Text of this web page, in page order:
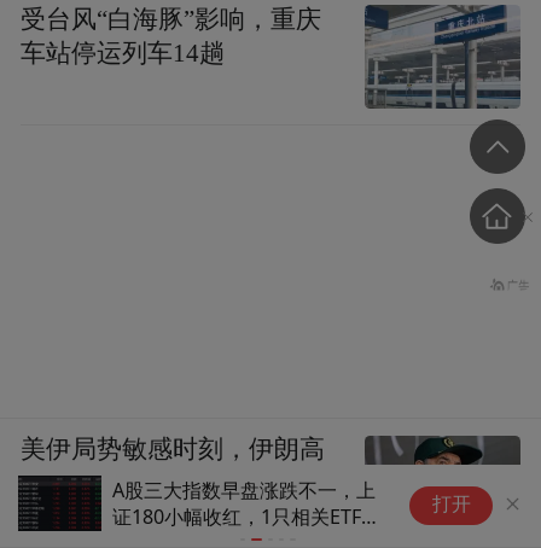
A股三大指数早盘涨跌不一，上
证180小幅收红，1只相关ETF成
交额超4000万元
打开
受台风“白海豚”影响，重庆
车站停运列车14趟
美伊局势敏感时刻，伊朗高
层出现人事变动！